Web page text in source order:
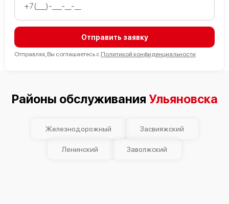
Отправить заявку
Отправляя, Вы соглашаетесь с Политикой конфиденциальности
Районы обслуживания Ульяновска
Железнодорожный Засвияжский
Ленинский Заволжский